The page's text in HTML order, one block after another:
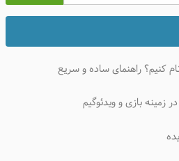
کنیم؟ راهنمای ساده و سریع
زمینه بازی و ویدئوگیم